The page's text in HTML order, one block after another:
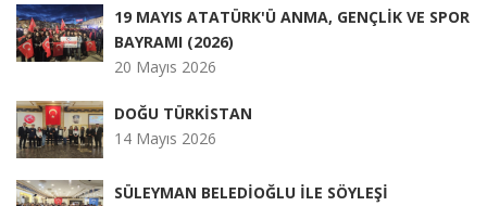
19 MAYIS ATATÜRK'Ü ANMA, GENÇLİK VE SPOR
BAYRAMI (2026)
20 Mayıs 2026
DOĞU TÜRKİSTAN
14 Mayıs 2026
SÜLEYMAN BELEDİOĞLU İLE SÖYLEŞİ